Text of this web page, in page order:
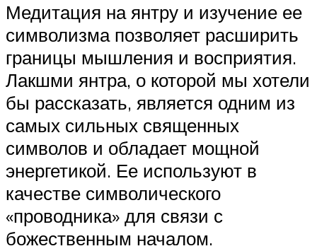
Медитация на янтру и изучение ее
символизма позволяет расширить
границы мышления и восприятия.
Лакшми янтра, о которой мы хотели
бы рассказать, является одним из
самых сильных священных
символов и обладает мощной
энергетикой. Ее используют в
качестве символического
«проводника» для связи с
божественным началом.